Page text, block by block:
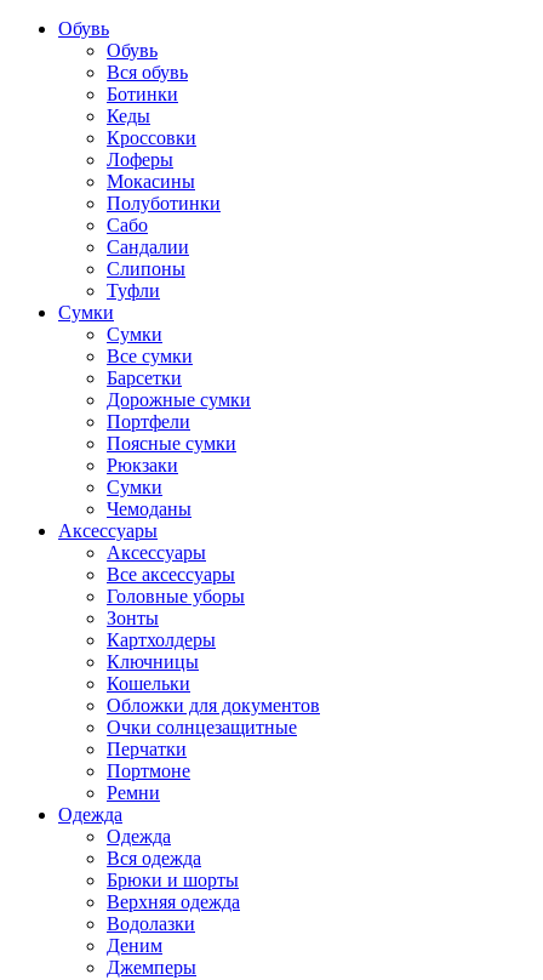
Обувь
Обувь
Вся обувь
Ботинки
Кеды
Кроссовки
Лоферы
Мокасины
Полуботинки
Сабо
Сандалии
Слипоны
Туфли
Сумки
Сумки
Все сумки
Барсетки
Дорожные сумки
Портфели
Поясные сумки
Рюкзаки
Сумки
Чемоданы
Аксессуары
Аксессуары
Все аксессуары
Головные уборы
Зонты
Картхолдеры
Ключницы
Кошельки
Обложки для документов
Очки солнцезащитные
Перчатки
Портмоне
Ремни
Одежда
Одежда
Вся одежда
Брюки и шорты
Верхняя одежда
Водолазки
Деним
Джемперы